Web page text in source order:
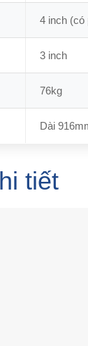
4 inch (có
3 inch
76kg
Dài
tiết